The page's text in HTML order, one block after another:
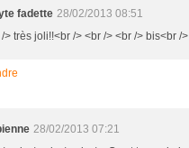
fadette 28/02/2013 08:51
> très joli!!<br /> <br /> <br /> bis<br />
28/02/2013 07:21